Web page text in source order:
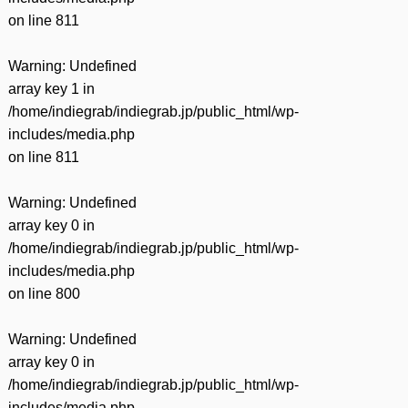
on line 811
Warning: Undefined
array key 1 in
/home/indiegrab/indiegrab.jp/public_html/wp-
includes/media.php
on line 811
Warning: Undefined
array key 0 in
/home/indiegrab/indiegrab.jp/public_html/wp-
includes/media.php
on line 800
Warning: Undefined
array key 0 in
/home/indiegrab/indiegrab.jp/public_html/wp-